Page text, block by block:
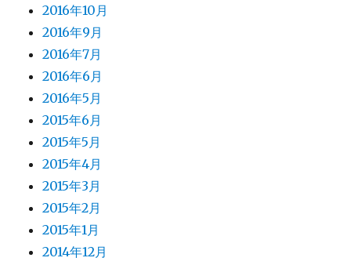
2016年10月
2016年9月
2016年7月
2016年6月
2016年5月
2015年6月
2015年5月
2015年4月
2015年3月
2015年2月
2015年1月
2014年12月